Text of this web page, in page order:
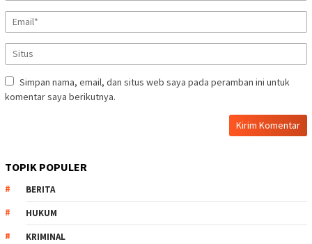
Simpan nama, email, dan situs web saya pada peramban ini untuk
komentar saya berikutnya.
TOPIK POPULER
BERITA
HUKUM
KRIMINAL